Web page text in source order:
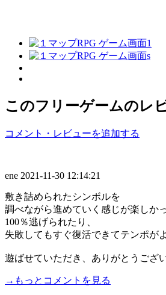
このフリーゲームのレ
コメント・レビューを追加する
ene 2021-11-30 12:14:21
敷き詰められたシンボルを
調べながら進めていく感じが楽しか
100％逃げられたり、
失敗してもすぐ復活できてテンポが
遊ばせていただき、ありがとうござ
→もっとコメントを見る